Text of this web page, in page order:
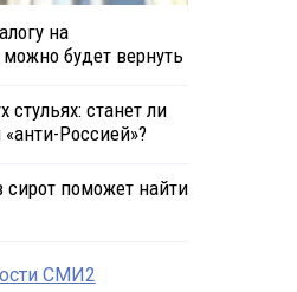
на
будет вернуть
стульях: станет ли
Россией»?
сирот поможет найти
СМИ2